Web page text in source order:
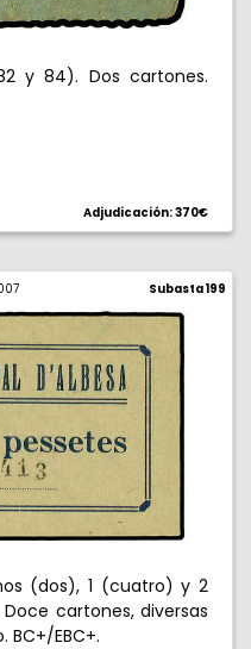
y 84). Dos cartones.
Adjudicación: 370€
Subasta 199
(dos), 1 (cuatro) y 2
cartones, diversas
EBC+.